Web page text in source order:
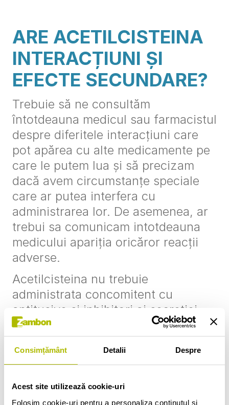
Consimțământ Detalii Despre
Acest site utilizează cookie-uri
Folosim cookie-uri pentru a personaliza conținutul și
ARE ACETILCISTEINA
INTERACȚIUNI ȘI
EFECTE SECUNDARE?
Trebuie să ne consultăm
întotdeauna medicul sau farmacistul
despre diferitele interacțiuni care
pot apărea cu alte medicamente pe
care le putem lua și să precizam
dacă avem circumstanțe speciale
care ar putea interfera cu
administrarea lor. De asemenea, ar
trebui sa comunicam intotdeauna
medicului apariția oricăror reacții
adverse.
Acetilcisteina nu trebuie
administrata concomitent cu
antitusive și inhibitori ai secreției
bronșice, precum anticolinergicele
și antihistaminicele. Nu trebuie
luata în timpul perioadei de
secundare rare, deși au fost
descrise reacții de hipersensibilitate